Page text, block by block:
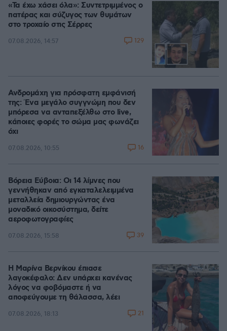
«Τα έχω χάσει όλα»: Συντετριμμένος ο
πατέρας και σύζυγος των θυμάτων
στο τροχαίο στις Σέρρες
07.08.2026, 14:57 129
Ανδρομάχη για πρόσφατη εμφάνισή
της: Ένα μεγάλο συγγνώμη που δεν
μπόρεσα να ανταπεξέλθω στο live,
κάποιες φορές το σώμα μας φωνάζει
όχι
07.08.2026, 10:55 16
Βόρεια Εύβοια: Οι 14 λίμνες που
γεννήθηκαν από εγκαταλελειμμένα
μεταλλεία δημιουργώντας ένα
μοναδικό οικοσύστημα, δείτε
αεροφωτογραφίες
07.08.2026, 15:58 39
Η Μαρίνα Βερνίκου έπιασε
λαγοκέφαλο: Δεν υπάρχει κανένας
λόγος να φοβόμαστε ή να
αποφεύγουμε τη θάλασσα, λέει
07.08.2026, 18:13 21